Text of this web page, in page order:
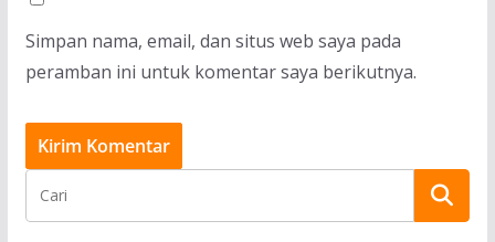
Simpan nama, email, dan situs web saya pada
peramban ini untuk komentar saya berikutnya.